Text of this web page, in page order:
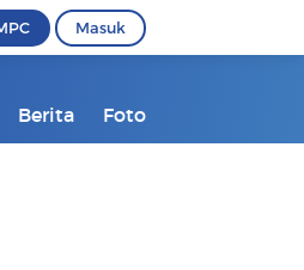
Masuk
Berita Foto